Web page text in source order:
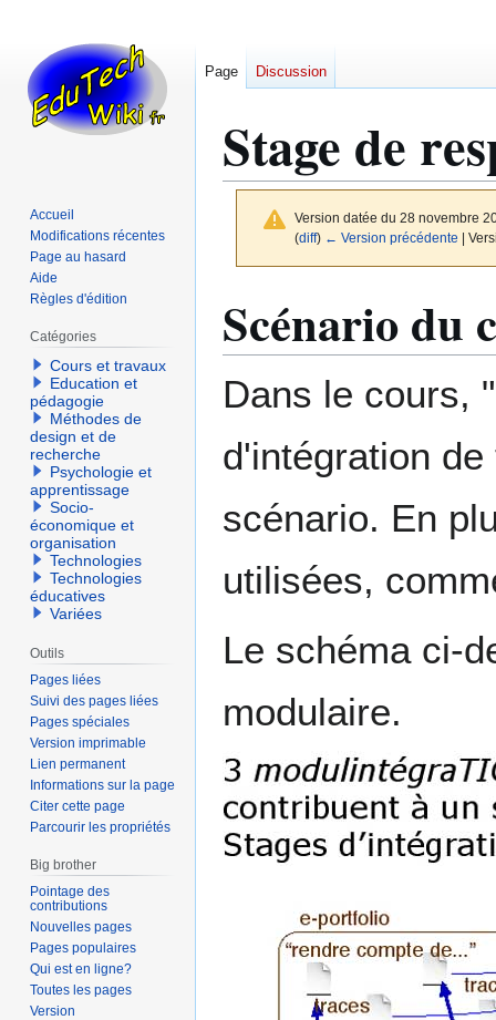
Stage de
Version datée du 28 novembre
(diff) ← Version précédente |
à
la
à
la
Scénario du
Dans le cours,
d'intégration
scénario. En
utilisées,
Le schéma ci-
modulaire.
Page Discussion
Accueil
Modifications récentes
Page au hasard
Aide
Règles d'édition
Catégories
Cours et travaux
Education et
pédagogie
Méthodes de
design et de
recherche
Psychologie et
apprentissage
Socio-
économique et
organisation
Technologies
Technologies
éducatives
Variées
Outils
Pages liées
Suivi des pages liées
Pages spéciales
Version imprimable
Lien permanent
Informations sur la page
Citer cette page
Parcourir les propriétés
Big brother
Pointage des
contributions
Nouvelles pages
Pages populaires
Qui est en ligne?
Toutes les pages
Version